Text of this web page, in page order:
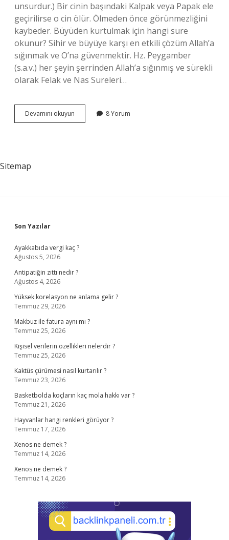
unsurdur.) Bir cinin başındaki Kalpak veya Papak ele
geçirilirse o cin ölür. Ölmeden önce görünmezliğini
kaybeder. Büyüden kurtulmak için hangi sure
okunur? Sihir ve büyüye karşı en etkili çözüm Allah’a
sığınmak ve O’na güvenmektir. Hz. Peygamber
(s.a.v.) her şeyin şerrinden Allah’a sığınmış ve sürekli
olarak Felak ve Nas Sureleri…
Devamını okuyun Musallat
Için
8 Yorum
Sitemap
Sidebar
Son Yazılar
Ayakkabıda vergi kaç ?
Ağustos 5, 2026
Antipatiğin zıttı nedir ?
Ağustos 4, 2026
Yüksek korelasyon ne anlama gelir ?
Temmuz 29, 2026
Makbuz ile fatura aynı mı ?
Temmuz 25, 2026
Kişisel verilerin özellikleri nelerdir ?
Temmuz 25, 2026
Kaktüs çürümesi nasıl kurtarılır ?
Temmuz 23, 2026
Basketbolda koçların kaç mola hakkı var ?
Temmuz 21, 2026
Hayvanlar hangi renkleri görüyor ?
Temmuz 17, 2026
Xenos ne demek ?
Temmuz 14, 2026
Xenos ne demek ?
Temmuz 14, 2026